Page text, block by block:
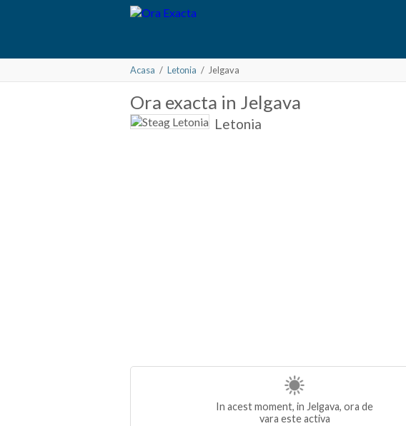
Acasa / Letonia / Jelgava
Ora exacta in Jelgava
Letonia
In acest moment, in Jelgava, ora de
vara este activa